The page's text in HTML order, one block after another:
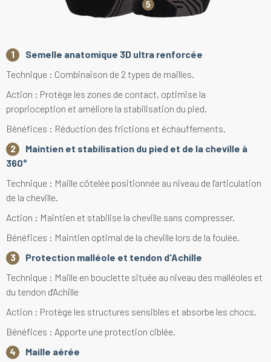
Semelle anatomique 3D ultra renforcée
Technique : Combinaison de 2 types de mailles.
Action : Protège les zones de contact, optimise la
proprioception et améliore la stabilisation du pied.
Bénéfices : Réduction des frictions et échauffements.
Maintien et stabilisation du pied et de la cheville à
360°
Technique : Maille côtelée positionnée au niveau de l'articulation
de la cheville.
Action : Maintien et stabilise la cheville sans compresser.
Bénéfices : Maintien optimal de la cheville lors de la foulée.
Protection malléole et tendon d'Achille
Technique : Maille en bouclette située au niveau des malléoles et
du tendon d'Achille
Action : Protège les structures sensibles et absorbe les chocs.
Bénéfices : Apporte une protection ciblée.
Maille aérée